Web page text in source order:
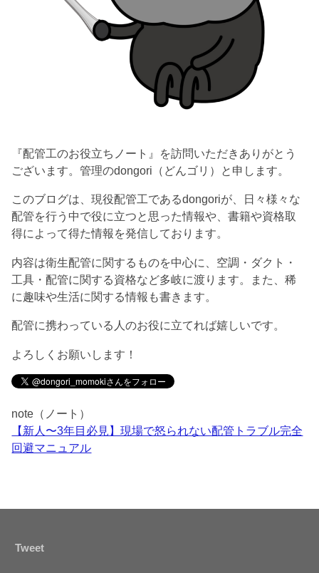
『配管工のお役立ちノート』を訪問いただきありがとう
ございます。管理のdongori（どんゴリ）と申します。
このブログは、現役配管工であるdongoriが、日々様々な
配管を行う中で役に立つと思った情報や、書籍や資格取
得によって得た情報を発信しております。
内容は衛生配管に関するものを中心に、空調・ダクト・
工具・配管に関する資格など多岐に渡ります。また、稀
に趣味や生活に関する情報も書きます。
配管に携わっている人のお役に立てれば嬉しいです。
よろしくお願いします！
note（ノート）
【新人〜3年目必見】現場で怒られない配管トラブル完全
回避マニュアル
Tweet